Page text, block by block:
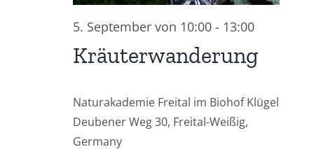
5. September von 10:00- 13:00
Kräuterwanderung
Naturakademie Freital im Biohof Klügel
Deubener Weg 30, Freital-Weißig,
Germany